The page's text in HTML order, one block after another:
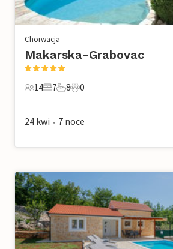
Chorwacja
Makarska-Grabovac
14 Goście
14
7 Sypialnie
7
8 Łazienki
8
0 Zwierzęta domowe
0
24 kwi • 7 noce